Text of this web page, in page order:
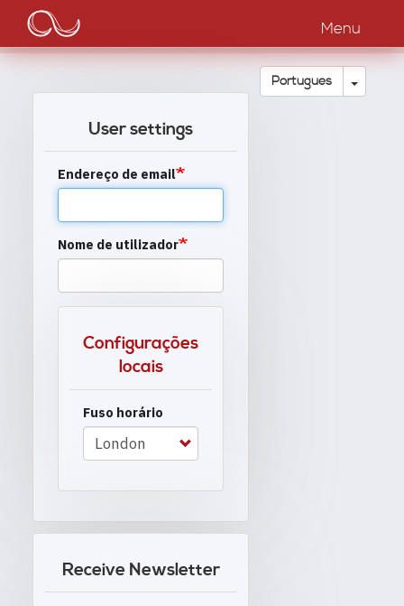
Passar
o
conteúdo
Main
navigation
Menu
Português Toggle
User settings
Endereço de email
Nome de utilizador
Configurações
locais
Fuso horário
Receive Newsletter